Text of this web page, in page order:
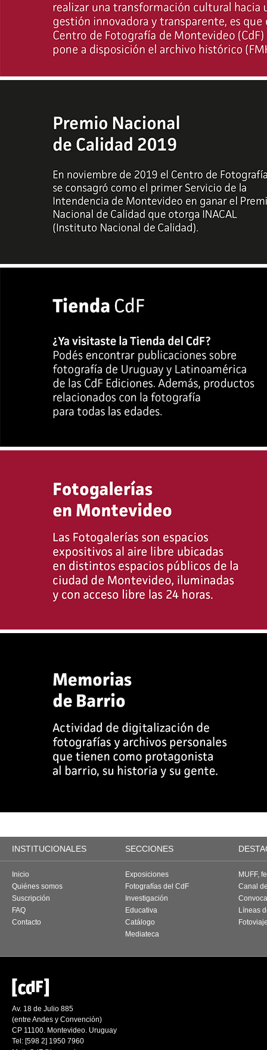
INSTITUCIONALES SECCIONES
Inicio
Quiénes somos
Suscripción
FAQ
Contacto
Exposiciones
Fotografías del CdF
Investigación
Educativa
Catálogo
Mediateca
MUFF,
Canal
Líneas
Av. 18 de Julio 885
(entre Andes y Convención)
CP 11100. Montevideo. Uruguay
Tel: [598 2] 1950 7960